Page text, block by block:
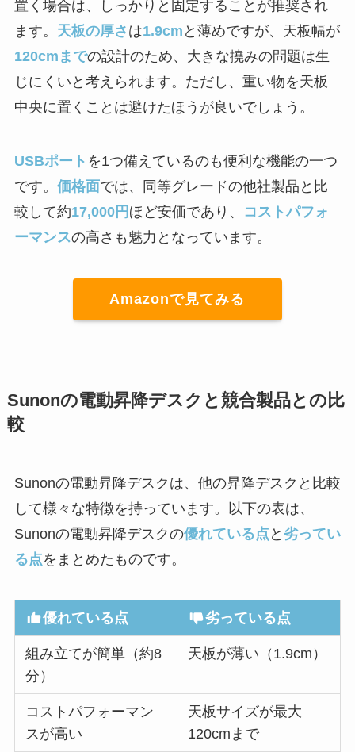
置く場合は、しっかりと固定することが推奨され
ます。 天板の厚さ は1.9cm と薄めですが、天板幅が
120cmまでの設計のため、大きな撓みの問題は生
じにくいと考えられます。ただし、重い物を天板
中央に置くことは避けたほうが良いでしょう。
USBポート を1つ備えているのも便利な機能の一つ
です。 価格面では、同等グレードの他社製品と比
較して約17,000円 ほど安価であり、
コストパフォ
ーマンスの高さも魅力となっています。
Amazonで見てみる
Sunonの電動昇降デスクと競合製品との比
較
Sunonの電動昇降デスクは、他の昇降デスクと比較
して様々な特徴を持っています。以下の表は、
Sunonの電動昇降デスクの優れている点 と 劣ってい
る点をまとめたものです。
優れている点 劣っている点
組み立てが簡単（約8
分）
天板が薄い（1.9cm）
コストパフォーマン
スが高い
天板サイズが最大
120cmまで